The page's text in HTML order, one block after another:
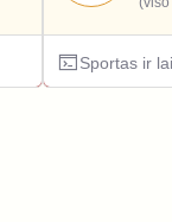
Sportas ir